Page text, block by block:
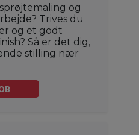
og
Trives du
og et godt
Så er det dig,
stilling nær